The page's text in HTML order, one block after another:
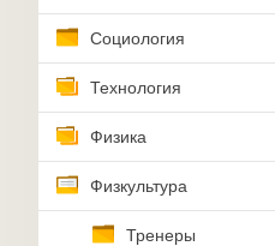
Социология
Технология
Физика
Физкультура
Тренеры